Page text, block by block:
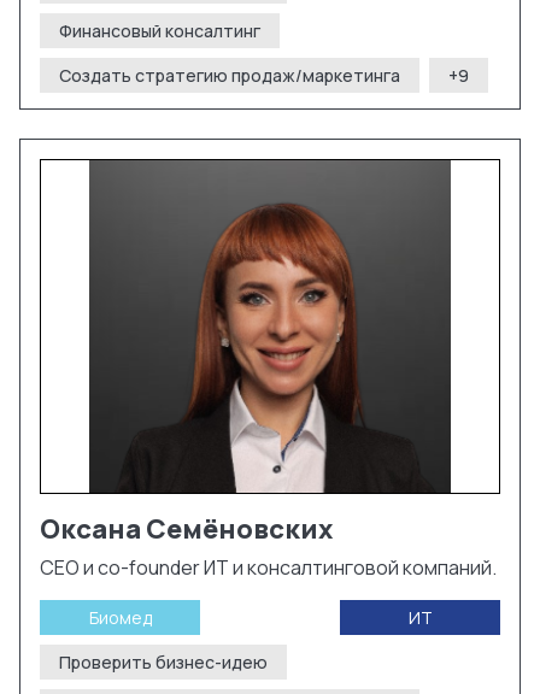
Финансовый консалтинг
Создать стратегию продаж/маркетинга
+9
Оксана Семёновских
CEO и co-founder ИТ и консалтинговой компаний.
Биомед
ИТ
Проверить бизнес-идею